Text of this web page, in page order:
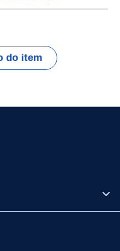
do item